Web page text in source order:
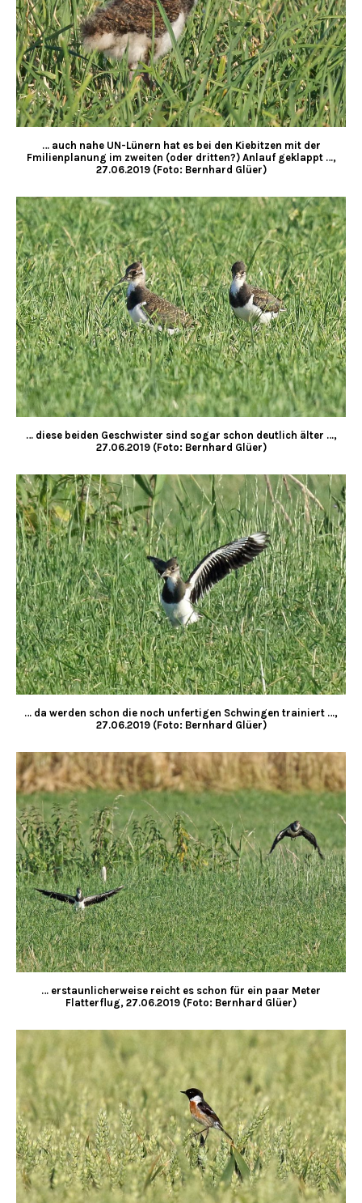
… auch nahe UN-Lünern hat es bei den Kiebitzen mit der
Fmilienplanung im zweiten (oder dritten?) Anlauf geklappt …,
27.06.2019 (Foto: Bernhard Glüer)
… diese beiden Geschwister sind sogar schon deutlich älter …,
27.06.2019 (Foto: Bernhard Glüer)
… da werden schon die noch unfertigen Schwingen trainiert …,
27.06.2019 (Foto: Bernhard Glüer)
… erstaunlicherweise reicht es schon für ein paar Meter
Flatterflug, 27.06.2019 (Foto: Bernhard Glüer)